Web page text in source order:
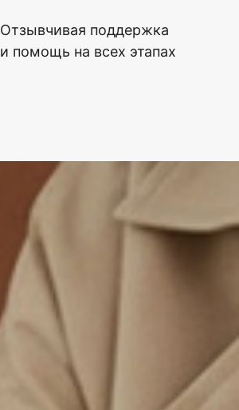
Отзывчивая поддержка
и помощь на всех этапах